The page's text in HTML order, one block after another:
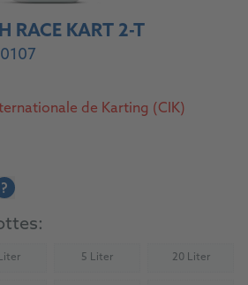
RACE KART 2-T
de Karting (CIK)
?
(Not available) 5 Liter(Not available) 20 Liter
(Not